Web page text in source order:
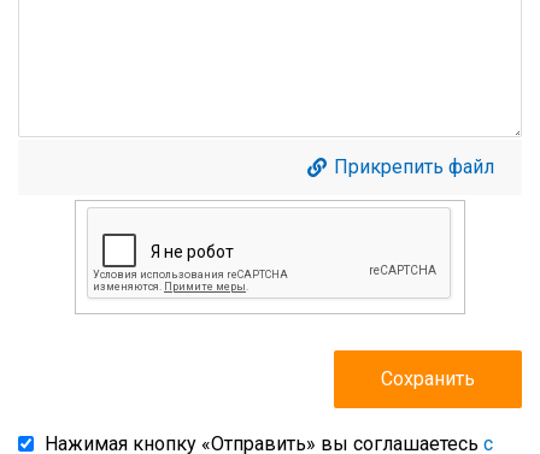
Прикрепить файл
Нажимая кнопку «Отправить» вы соглашаетесь с